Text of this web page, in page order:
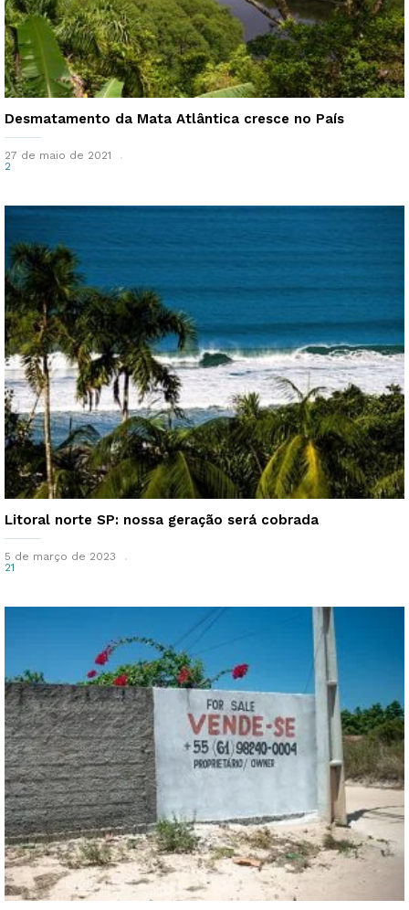
Desmatamento da Mata Atlântica cresce no País
27 de maio de 2021
2
Litoral norte SP: nossa geração será cobrada
5 de março de 2023
21